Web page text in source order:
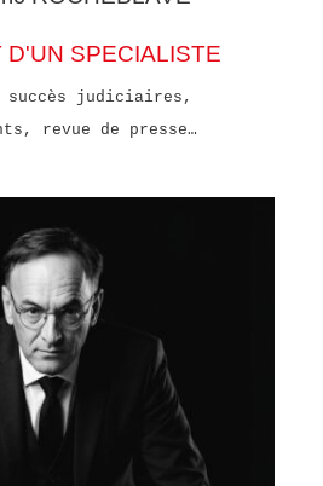
D'UN SPECIALISTE
succès judiciaires,
revue de presse…